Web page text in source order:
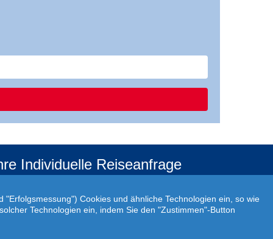
Individuelle Reiseanfrage
Ihre individuellen Reisewünsche erstellen wir Ihnen
ein persönliches Angebot.
Cookies und ähnliche Technologien ein, so wie
Technologien ein, indem Sie den "Zustimmen"-Button